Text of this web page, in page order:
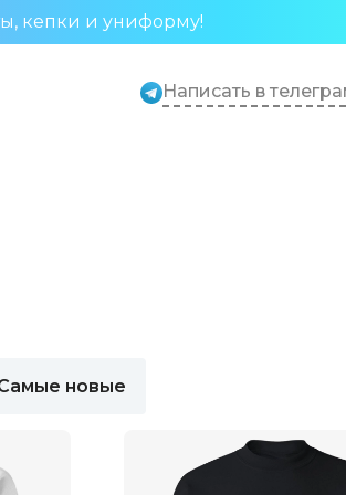
кепки и униформу!
Написать в
новые